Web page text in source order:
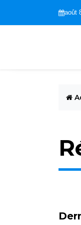
août